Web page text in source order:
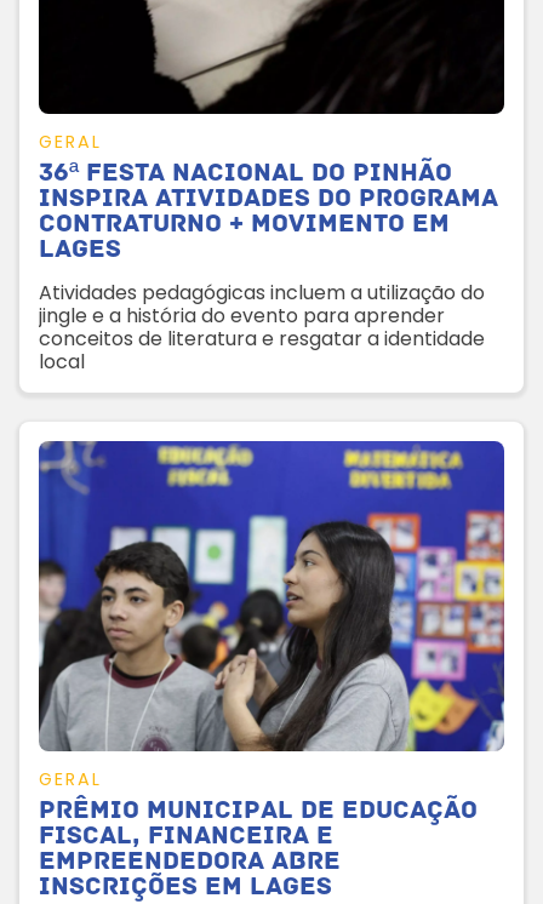
GERAL
36ª Festa Nacional do Pinhão
inspira atividades do Programa
Contraturno + Movimento em
Lages
Atividades pedagógicas incluem a utilização do
jingle e a história do evento para aprender
conceitos de literatura e resgatar a identidade
local
GERAL
Prêmio Municipal de Educação
Fiscal, Financeira e
Empreendedora abre
inscrições em Lages